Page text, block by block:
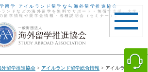
toggle
留学 アイルランド留学なら海外留学推進協会
ンドなどの海外留学を無料でサポート・無償で支援。大学・
留学情報や奨学金情報・各種説明会（セミナー）。
外留学推進協会 > アイルランド留学総合情報 > アイルランド大